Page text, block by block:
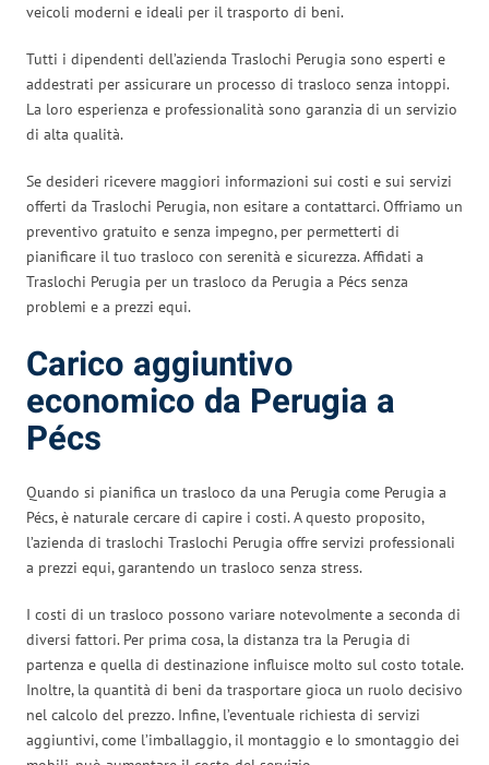
veicoli moderni e ideali per il trasporto di beni.
Tutti i dipendenti dell’azienda Traslochi Perugia sono esperti e
addestrati per assicurare un processo di trasloco senza intoppi.
La loro esperienza e professionalità sono garanzia di un servizio
di alta qualità.
Se desideri ricevere maggiori informazioni sui costi e sui servizi
offerti da Traslochi Perugia, non esitare a contattarci. Offriamo un
preventivo gratuito e senza impegno, per permetterti di
pianificare il tuo trasloco con serenità e sicurezza. Affidati a
Traslochi Perugia per un trasloco da Perugia a Pécs senza
problemi e a prezzi equi.
Carico aggiuntivo
economico da Perugia a
Pécs
Quando si pianifica un trasloco da una Perugia come Perugia a
Pécs, è naturale cercare di capire i costi. A questo proposito,
l’azienda di traslochi Traslochi Perugia offre servizi professionali
a prezzi equi, garantendo un trasloco senza stress.
I costi di un trasloco possono variare notevolmente a seconda di
diversi fattori. Per prima cosa, la distanza tra la Perugia di
partenza e quella di destinazione influisce molto sul costo totale.
Inoltre, la quantità di beni da trasportare gioca un ruolo decisivo
nel calcolo del prezzo. Infine, l’eventuale richiesta di servizi
aggiuntivi, come l’imballaggio, il montaggio e lo smontaggio dei